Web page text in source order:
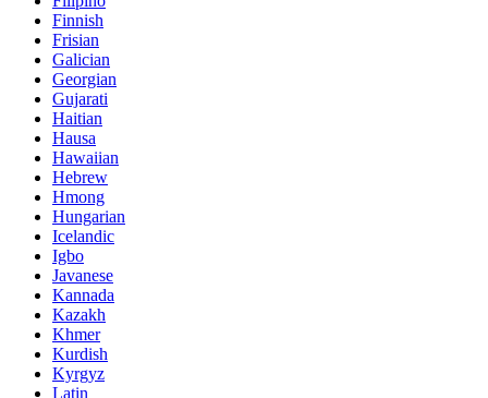
Finnish
Frisian
Galician
Georgian
Gujarati
Haitian
Hausa
Hawaiian
Hebrew
Hmong
Hungarian
Icelandic
Igbo
Javanese
Kannada
Kazakh
Khmer
Kurdish
Kyrgyz
Latin